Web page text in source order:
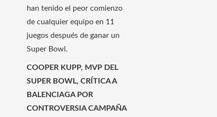
han tenido el peor comienzo
de cualquier equipo en 11
juegos después de ganar un
Super Bowl.
COOPER KUPP, MVP DEL
SUPER BOWL, CRÍTICA A
BALENCIAGA POR
CONTROVERSIA CAMPAÑA